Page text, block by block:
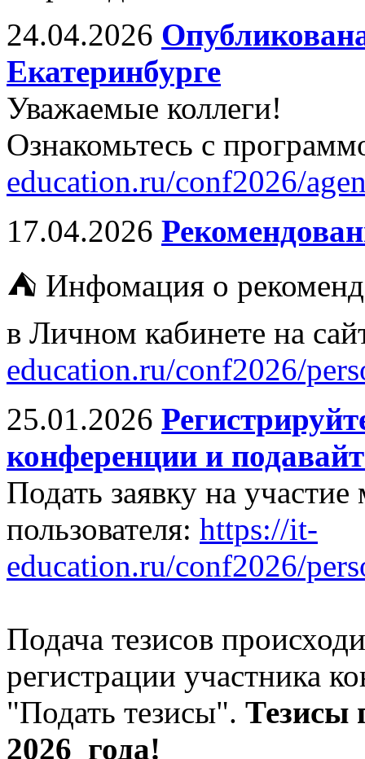
24.04.2026
Екатеринбурге
Уважаемые коллеги!
Ознакомьтесь с
education.ru/conf2026/
17.04.2026
⛺ Инфомация о
в Личном кабинете на
education.ru/conf2026/
25.01.2026
конференции и
Подать заявку на
пользователя: https://it-
education.ru/conf2026/
Подача тезисов
регистрации участника
"Подать тезисы". Тезисы
2026 года!